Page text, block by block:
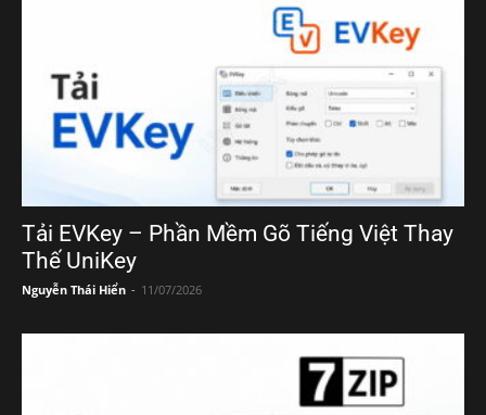
Tải EVKey – Phần Mềm Gõ Tiếng Việt Thay
Thế UniKey
Nguyễn Thái Hiển - 11/07/2026